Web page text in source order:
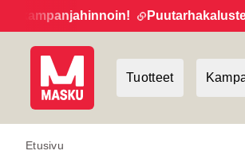
Tuotteet
Etusivu